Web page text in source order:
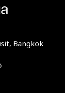
Bangkok